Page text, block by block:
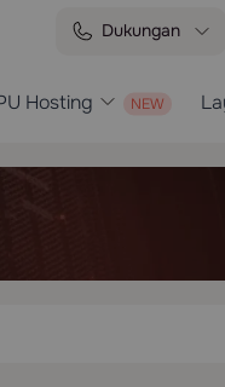
Dukungan
Hosting